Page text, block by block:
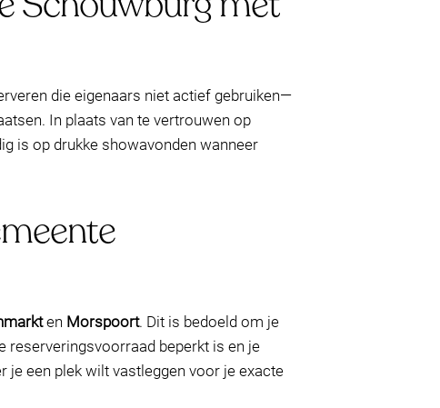
die eigenaars niet actief gebruiken—
In plaats van te vertrouwen op
is op drukke showavonden wanneer
en Morspoort. Dit is bedoeld om je
reserveringsvoorraad beperkt is en je
je een plek wilt vastleggen voor je exacte